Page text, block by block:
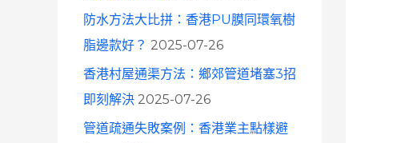
防水方法大比拼：香港PU膜同環氧樹
脂邊款好？ 2025-07-26
香港村屋通渠方法：鄉郊管道堵塞3招
即刻解決 2025-07-26
管道疏通失敗案例：香港業主點樣避